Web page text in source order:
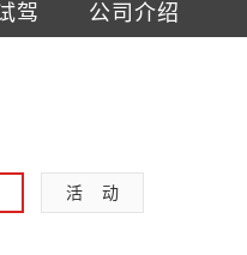
驾 公司介绍
活    动